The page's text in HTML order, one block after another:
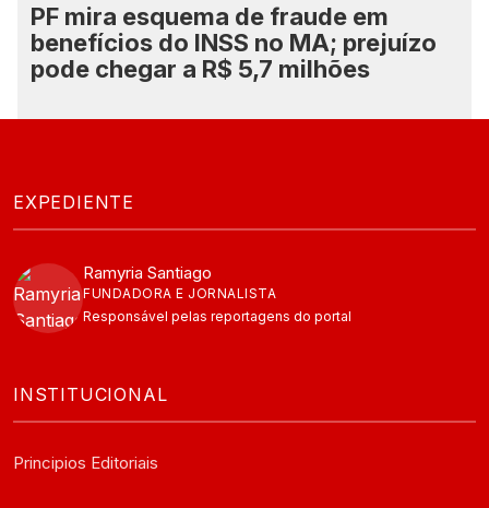
PF mira esquema de fraude em
benefícios do INSS no MA; prejuízo
pode chegar a R$ 5,7 milhões
EXPEDIENTE
Ramyria Santiago
FUNDADORA E JORNALISTA
Responsável pelas reportagens do portal
INSTITUCIONAL
Principios Editoriais